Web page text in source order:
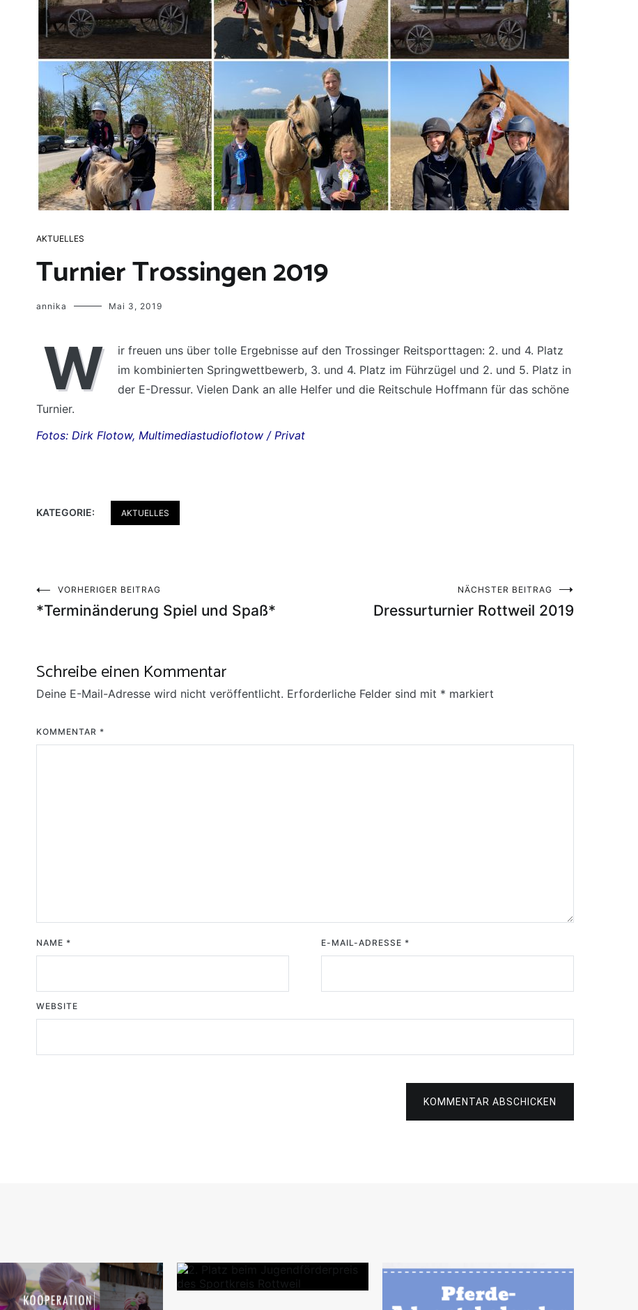
AKTUELLES
Turnier Trossingen 2019
annika Mai 3, 2019
W
ir freuen uns über tolle Ergebnisse auf den Trossinger Reitsporttagen: 2. und 4. Platz
im kombinierten Springwettbewerb, 3. und 4. Platz im Führzügel und 2. und 5. Platz in
der E-Dressur. Vielen Dank an alle Helfer und die Reitschule Hoffmann für das schöne
Turnier.
Fotos: Dirk Flotow, Multimediastudioflotow / Privat
KATEGORIE: AKTUELLES
Beitragsnavigation
VORHERIGER BEITRAG
*Terminänderung Spiel und Spaß*
NÄCHSTER BEITRAG
Dressurturnier Rottweil 2019
Schreibe einen Kommentar
Deine E-Mail-Adresse wird nicht veröffentlicht. Erforderliche Felder sind mit * markiert
KOMMENTAR *
NAME * E-MAIL-ADRESSE *
WEBSITE
KOMMENTAR ABSCHICKEN